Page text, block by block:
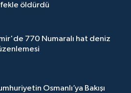
öldürdü
770 Numaralı hat deniz
Osmanlı’ya Bakışı